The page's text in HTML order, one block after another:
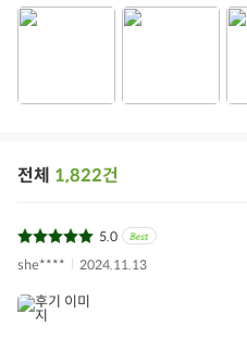
전체 1,822건
5.0
she****
2024.11.13